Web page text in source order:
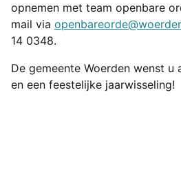
opnemen met team openbare
mail via
14 0348.
De gemeente Woerden wenst
en een feestelijke jaarwisseling!